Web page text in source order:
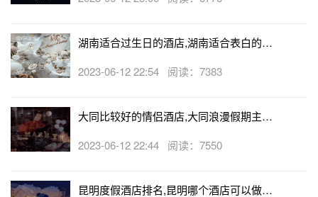
湖南适合过生日的酒店,湖南适合表白的酒
2023-06-12 22:54 阅读：7383
大同比较好的情侣酒店,大同浪漫假期主题
2023-06-12 22:44 阅读：7550
昆明度假酒店排名,昆明哪个酒店可以做求